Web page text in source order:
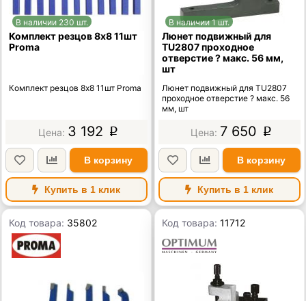
В наличии 230 шт.
Комплект резцов 8х8 11шт
Proma
Комплект резцов 8х8 11шт Proma
3 192 p
В корзину
Купить в 1 клик
В наличии 1 шт.
Люнет подвижный для
TU2807 проходное
отверстие ? макс. 56 мм,
шт
Люнет подвижный для TU2807
проходное отверстие ? макс. 56
мм, шт
7 650 p
В корзину
Купить в 1 клик
Код товара: 35802 Код товара:11712